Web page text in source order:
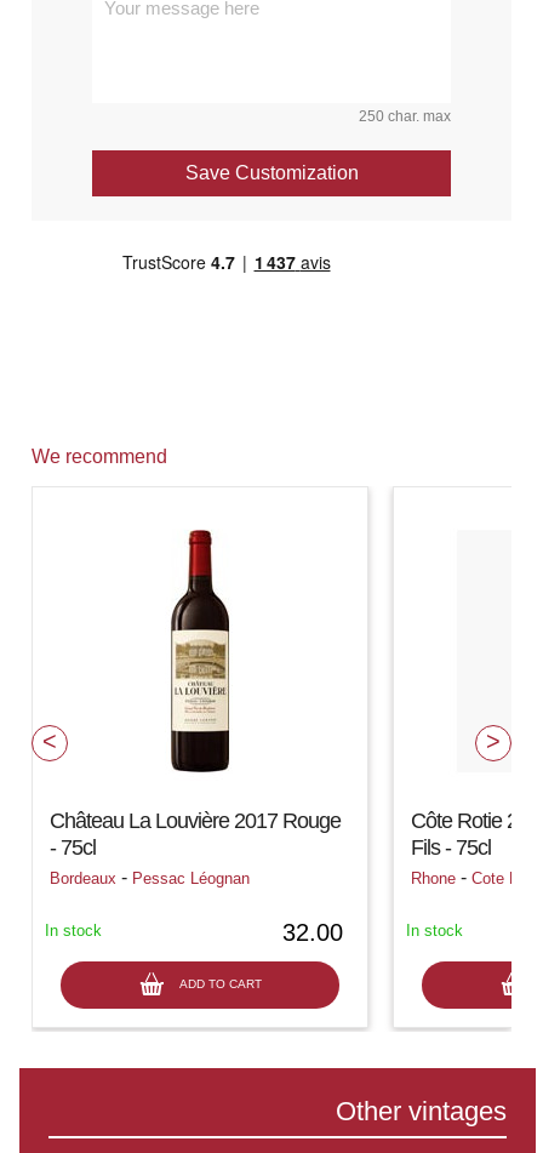
250 char. max
Save Customization
We recommend
Château La Louvière 2017 Rouge
- 75cl
Bordeaux - Pessac Léognan
32.00
ADD TO CART
In stock
Côte Rotie
Fils - 75cl
Rhone -Cote
In stock
Other vintages